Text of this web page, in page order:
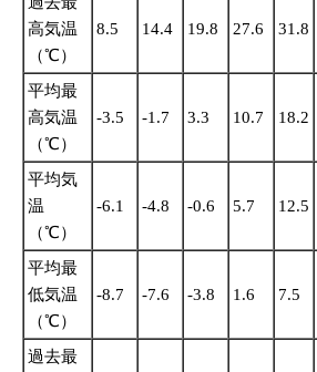
高気温
（℃）
8.5 14.4 19.8 27.6 31.8
平均最
高気温
（℃）
-3.5 -1.7 3.3 10.7 18.2
平均気
温
（℃）
-6.1 -4.8 -0.6 5.7 12.5
平均最
低気温
（℃）
-8.7 -7.6 -3.8 1.6 7.5
過去最